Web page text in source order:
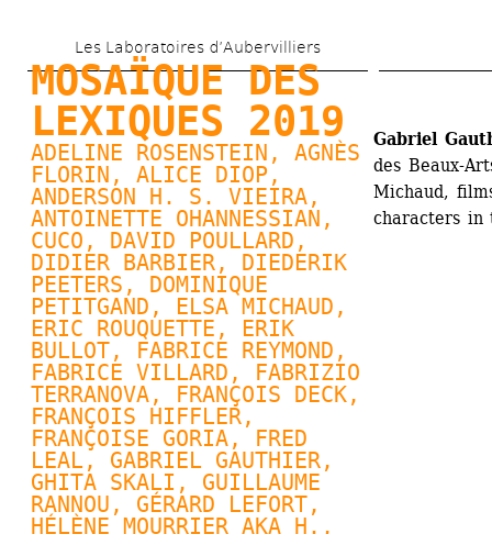
to
main
content
Les Laboratoires d’Aubervilliers
MOSAÏQUE DES
LEXIQUES 2019
ADELINE ROSENSTEIN, AGNÈS
FLORIN , ALICE DIOP,
ANDERSON H. S. VIEIRA,
ANTOINETTE OHANNESSIAN ,
CUCO , DAVID POULLARD ,
DIDIER BARBIER, DIEDERIK
PEETERS , DOMINIQUE
PETITGAND , ELSA MICHAUD ,
ERIC ROUQUETTE, ERIK
BULLOT, FABRICE REYMOND,
FABRICE VILLARD , FABRIZIO
TERRANOVA, FRANÇOIS DECK,
FRANÇOIS HIFFLER,
FRANÇOISE GORIA, FRED
LEAL, GABRIEL GAUTHIER,
GHITA SKALI, GUILLAUME
RANNOU , GÉRARD LEFORT,
HÉLÈNE MOURRIER AKA H.,
Gabriel
des Beaux-
Michaud,
characters in